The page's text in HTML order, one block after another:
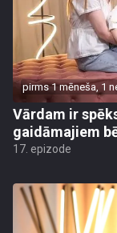
pirms 1 mēneša, 1
Vārdam ir
gaidāmajiem
17. epizode